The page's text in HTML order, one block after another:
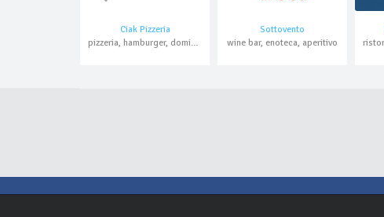
Ciak Pizzeria
pizzeria, hamburger, domicilio, asporto
Sottovento
wine bar, enoteca, aperitivo